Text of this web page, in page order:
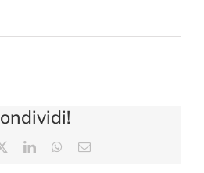
LinkedInWhatsApp
Email